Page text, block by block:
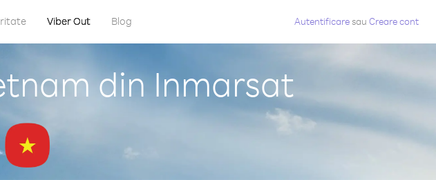
Viber Out Blog Autentificaresau Creare cont
din Inmarsat